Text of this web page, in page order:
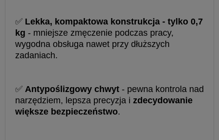
✅ Lekka, kompaktowa konstrukcja - tylko 0,7
kg - mniejsze zmęczenie podczas pracy,
wygodna obsługa nawet przy dłuższych
zadaniach.
✅ Antypoślizgowy chwyt - pewna kontrola nad
narzędziem, lepsza precyzja i zdecydowanie
większe bezpieczeństwo.